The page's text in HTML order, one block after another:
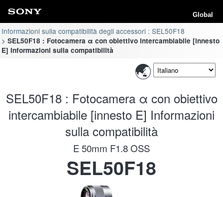
Global
Informazioni sulla compatibilità degli accessori : SEL50F18
SEL50F18 : Fotocamera α con obiettivo intercambiabile [innesto
E] Informazioni sulla compatibilità
SEL50F18 : Fotocamera α con obiettivo
intercambiabile [innesto E] Informazioni
sulla compatibilità
E 50mm F1.8 OSS
SEL50F18